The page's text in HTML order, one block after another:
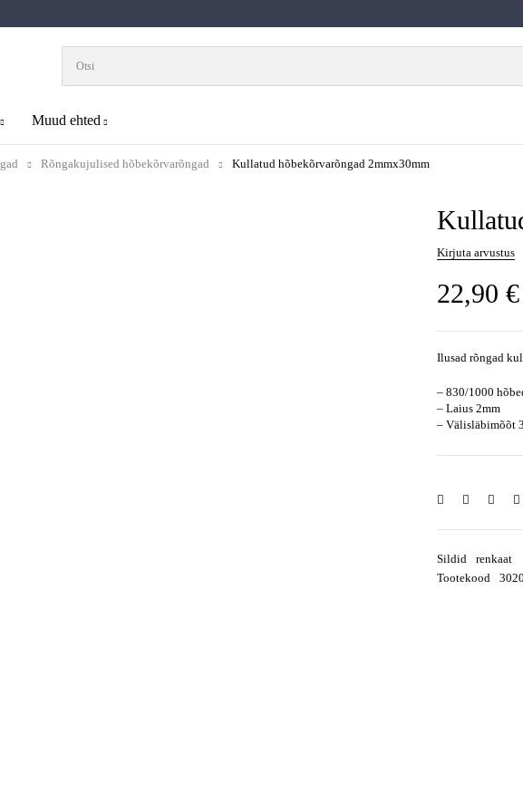
Muud ehted
Rõngakujulised hõbekõrvarõngad Kullatud hõbekõrvarõngad 2mmx30mm
Kirjuta arvustus
22,90 €
Ilusad rõngad
– 830/1000
– Laius 2mm
– Välisläbimõõt
Sildid
renkaat
Tootekood